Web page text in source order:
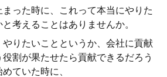
った時に、これって本当にやりた
考えることはありませんか。
りたいことというか、会社に貢献
割が果たせたら貢献できるだろう
ていた時に、